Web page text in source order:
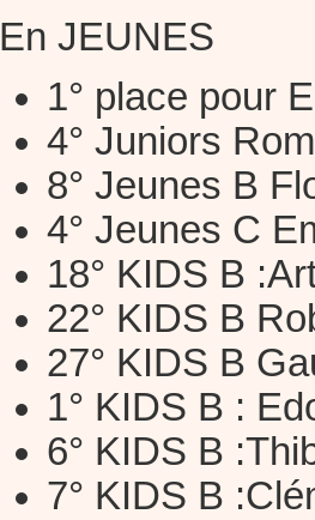
En JEUNES
1° place pour
4° Juniors
8° Jeunes B
4° Jeunes C
18° KIDS B
22° KIDS B
27° KIDS B
1° KIDS B :
6° KIDS B
7° KIDS B